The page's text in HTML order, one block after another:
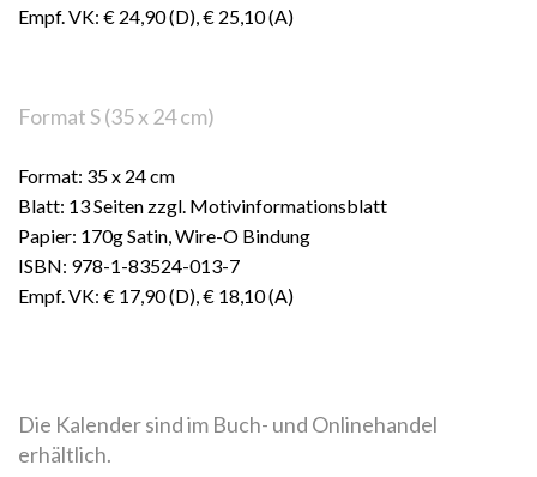
Empf. VK: € 24,90 (D), € 25,10 (A)
Format S (35 x 24 cm)
Format: 35 x 24 cm
Blatt: 13 Seiten zzgl. Motivinformationsblatt
Papier: 170g Satin, Wire-O Bindung
ISBN: 978-1-83524-013-7
Empf. VK: € 17,90 (D), € 18,10 (A)
Die Kalender sind im Buch- und Onlinehandel
erhältlich.